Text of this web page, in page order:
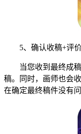
5、确认收稿+评
当您收到最终成稿
稿。同时，画师也会
在确定最终稿件没有